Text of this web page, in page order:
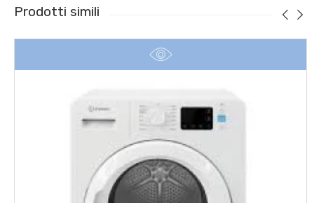
Prodotti simili